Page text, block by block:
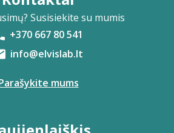
Susisiekite su mumis
+370 667 80 541
info@elvislab.lt
mums